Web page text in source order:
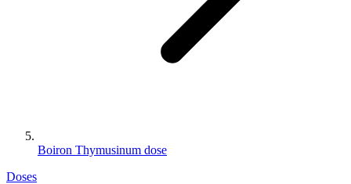
Boiron Thymusinum dose
Doses